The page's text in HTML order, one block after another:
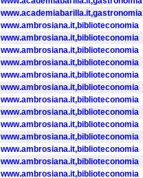
www.academiabarilla.it,gastronomia
www.ambrosiana.it,biblioteconomia
www.ambrosiana.it,biblioteconomia
www.ambrosiana.it,biblioteconomia
www.ambrosiana.it,biblioteconomia
www.ambrosiana.it,biblioteconomia
www.ambrosiana.it,biblioteconomia
www.ambrosiana.it,biblioteconomia
www.ambrosiana.it,biblioteconomia
www.ambrosiana.it,biblioteconomia
www.ambrosiana.it,biblioteconomia
www.ambrosiana.it,biblioteconomia
www.ambrosiana.it,biblioteconomia
www.ambrosiana.it,biblioteconomia